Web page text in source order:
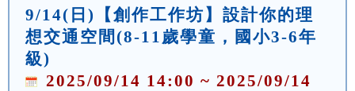
9/14(日)【創作工作坊】設計你的理
想交通空間(8-11歲學童，國小3-6年
級)
2025/09/14 14:00 ~ 2025/09/14